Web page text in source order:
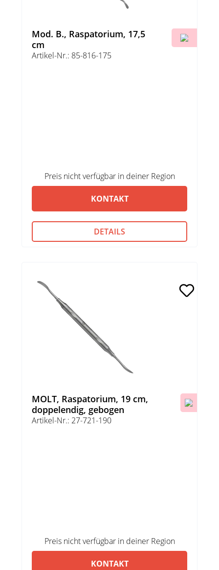
Mod. B., Raspatorium, 17,5
cm
Artikel-Nr.: 85-816-175
Preis nicht verfügbar in deiner Region
KONTAKT
DETAILS
MOLT, Raspatorium, 19 cm,
doppelendig, gebogen
Artikel-Nr.: 27-721-190
Preis nicht verfügbar in deiner Region
KONTAKT